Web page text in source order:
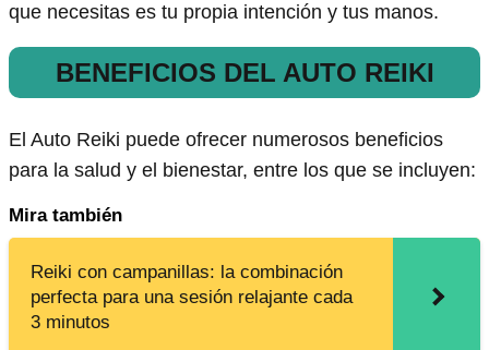
que necesitas es tu propia intención y tus manos.
BENEFICIOS DEL AUTO REIKI
El Auto Reiki puede ofrecer numerosos beneficios
para la salud y el bienestar, entre los que se incluyen:
Mira también
Reiki con campanillas: la combinación
perfecta para una sesión relajante cada
3 minutos